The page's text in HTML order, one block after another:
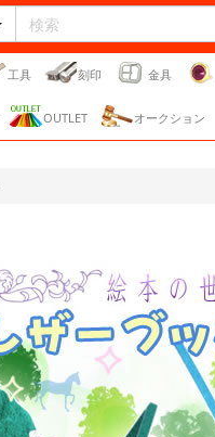
工具 刻印 金具
OUTLET オークション